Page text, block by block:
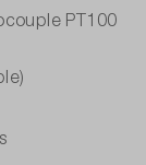
PT100